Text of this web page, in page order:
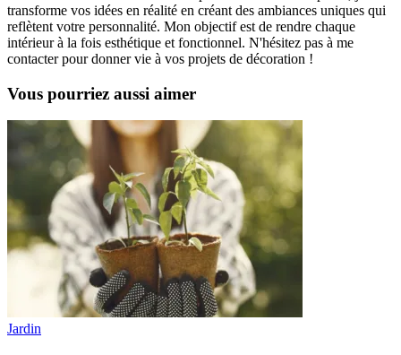
transforme vos idées en réalité en créant des ambiances uniques qui
reflètent votre personnalité. Mon objectif est de rendre chaque
intérieur à la fois esthétique et fonctionnel. N'hésitez pas à me
contacter pour donner vie à vos projets de décoration !
Vous pourriez aussi aimer
Jardin